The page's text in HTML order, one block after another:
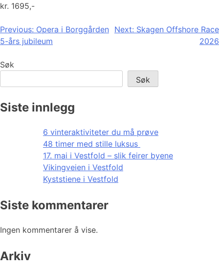
kr. 1695,-
Innleggsnavigasjon
Previous: Opera i Borggården
5-års jubileum
Next: Skagen Offshore Race
2026
Søk
Søk
Siste innlegg
6 vinteraktiviteter du må prøve
48 timer med stille luksus
17. mai i Vestfold – slik feirer byene
Vikingveien i Vestfold
Kyststiene i Vestfold
Siste kommentarer
Ingen kommentarer å vise.
Arkiv